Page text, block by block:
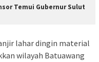
Temui Gubernur Sulut
lahar dingin material
wilayah Batuawang